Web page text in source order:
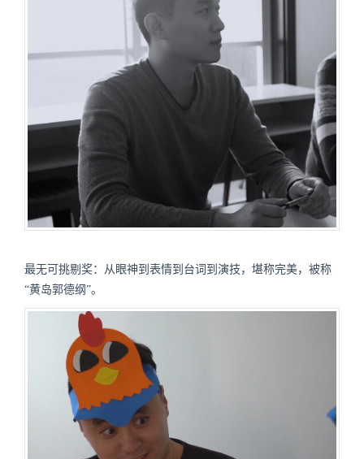
最无可挑剔奖：从眼神到表情到台词到演技，堪称完美，被称
“黄岛郭德纲”。